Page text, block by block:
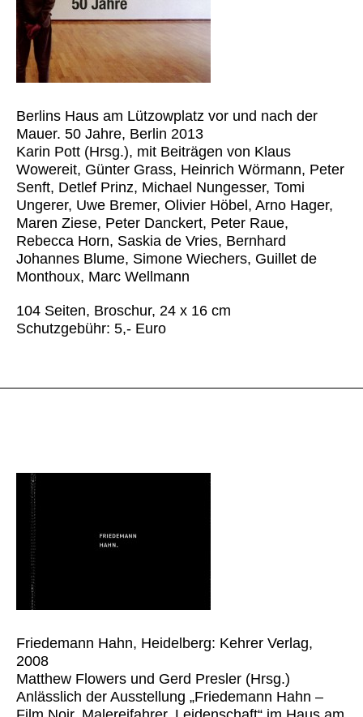
Berlins Haus am Lützowplatz vor und nach der
Mauer. 50 Jahre, Berlin 2013
Karin Pott (Hrsg.), mit Beiträgen von Klaus
Wowereit, Günter Grass, Heinrich Wörmann, Peter
Senft, Detlef Prinz, Michael Nungesser, Tomi
Ungerer, Uwe Bremer, Olivier Höbel, Arno Hager,
Maren Ziese, Peter Danckert, Peter Raue,
Rebecca Horn, Saskia de Vries, Bernhard
Johannes Blume, Simone Wiechers, Guillet de
Monthoux, Marc Wellmann
104 Seiten, Broschur, 24 x 16 cm
Schutzgebühr: 5,- Euro
Friedemann Hahn, Heidelberg: Kehrer Verlag,
2008
Matthew Flowers und Gerd Presler (Hrsg.)
Anlässlich der Ausstellung „Friedemann Hahn –